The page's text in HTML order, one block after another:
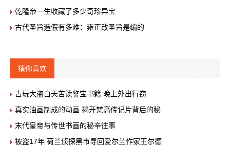
乾隆帝一生收藏了多少奇珍异宝
古代圣旨造假有多难：雍正改圣旨是编的
猜你喜欢
古玩大盗白天苦读鉴宝书籍 晚上外出行窃
真实油画制成的动画 揭开梵高传记片背后的秘
末代皇帝与传世书画的秘辛往事
被盗17年 荷兰侦探黑市寻回爱尔兰作家王尔德